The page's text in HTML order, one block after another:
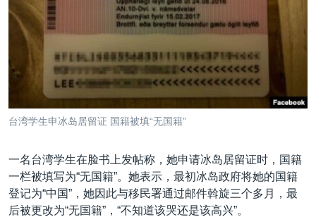
转
索
欧洲
非洲
全球议题
科教·文娱·体健
军事
白宫要闻
国会报道
美中关系
美国建国250周年
埃博拉疫情
重要讲话与声明
台海两岸关系
南中国海争端
VOA视频
VOA今日焦点
中文广播
关注我们
其他语言网站
台湾学生申冰岛居留证 国籍被填“无国籍”
一名台湾学生在脸书上发帖称，她申请冰岛居留证时，国籍
一栏被填写为“无国籍”。她表示，最初冰岛政府将她的国籍
登记为“中国”，她因此与移民署通过邮件斡旋三个多月，最
后被更改为“无国籍”，“不知道该哭还是该高兴”。